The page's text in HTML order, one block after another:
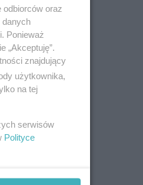
oraz
danych
Ponieważ
„Akceptuję”.
znajdujący
użytkownika,
na tej
serwisów
Polityce